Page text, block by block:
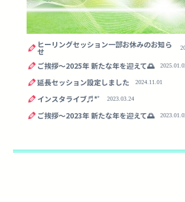
ヒーリングセッション一部お休みのお知ら
せ
ご挨拶〜2025年 新たな年を迎えて🌅
延長セッション設定しました 2024.11.01
インスタライブ♬*ﾟ 2023.03.24
ご挨拶〜2023年 新たな年を迎えて🌅